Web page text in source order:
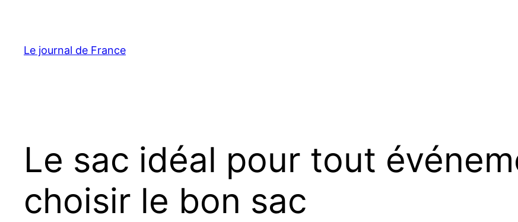
contenu
Le journal de France
Le sac idéal pour tout
choisir le bon sac